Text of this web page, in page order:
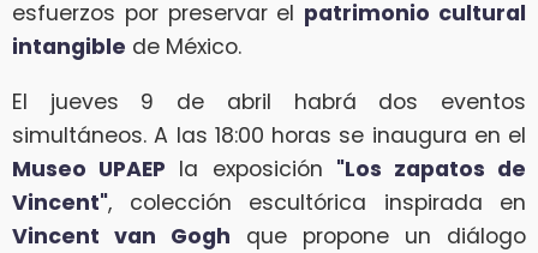
esfuerzos por preservar el patrimonio cultural
intangible de México.
El jueves 9 de abril habrá dos eventos
simultáneos. A las 18:00 horas se inaugura en el
Museo UPAEP la exposición "Los zapatos de
Vincent", colección escultórica inspirada en
Vincent van Gogh que propone un diálogo